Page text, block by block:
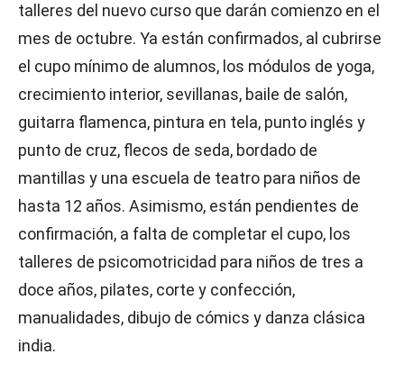
talleres del nuevo curso que darán comienzo en el
mes de octubre. Ya están confirmados, al cubrirse
el cupo mínimo de alumnos, los módulos de yoga,
crecimiento interior, sevillanas, baile de salón,
guitarra flamenca, pintura en tela, punto inglés y
punto de cruz, flecos de seda, bordado de
mantillas y una escuela de teatro para niños de
hasta 12 años. Asimismo, están pendientes de
confirmación, a falta de completar el cupo, los
talleres de psicomotricidad para niños de tres a
doce años, pilates, corte y confección,
manualidades, dibujo de cómics y danza clásica
india.